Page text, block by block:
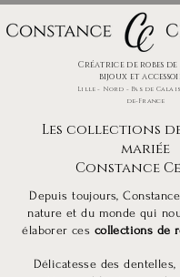
Créatrice de robes de
bijoux et
Lille - Nord - Pas de
de-France
Les collections de
mariée
Constance
Depuis toujours,
nature et du monde qui
élaborer ces collections de
Délicatesse des dentelles,